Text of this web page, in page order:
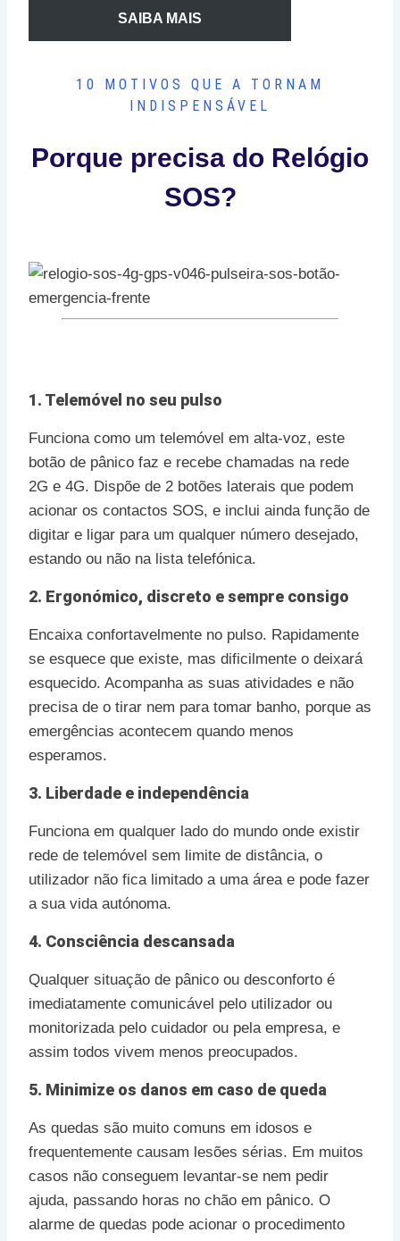
SAIBA MAIS
10 MOTIVOS QUE A TORNAM
INDISPENSÁVEL
Porque precisa do Relógio
SOS?
1. Telemóvel no seu pulso
Funciona como um telemóvel em alta-voz, este
botão de pânico faz e recebe chamadas na rede
2G e 4G. Dispõe de 2 botões laterais que podem
acionar os contactos SOS, e inclui ainda função de
digitar e ligar para um qualquer número desejado,
estando ou não na lista telefónica.
2. Ergonómico, discreto e sempre consigo
Encaixa confortavelmente no pulso. Rapidamente
se esquece que existe, mas dificilmente o deixará
esquecido. Acompanha as suas atividades e não
precisa de o tirar nem para tomar banho, porque as
emergências acontecem quando menos
esperamos.
3. Liberdade e independência
Funciona em qualquer lado do mundo onde existir
rede de telemóvel sem limite de distância, o
utilizador não fica limitado a uma área e pode fazer
a sua vida autónoma.
4. Consciência descansada
Qualquer situação de pânico ou desconforto é
imediatamente comunicável pelo utilizador ou
monitorizada pelo cuidador ou pela empresa, e
assim todos vivem menos preocupados.
5. Minimize os danos em caso de queda
As quedas são muito comuns em idosos e
frequentemente causam lesões sérias. Em muitos
casos não conseguem levantar-se nem pedir
ajuda, passando horas no chão em pânico. O
alarme de quedas pode acionar o procedimento